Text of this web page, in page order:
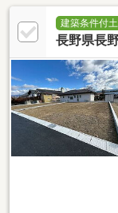
建築条件付
長野県長